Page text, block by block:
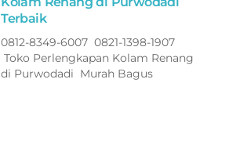
Terbaik
0812-8349-6007 0821-1398-1907
Toko Perlengkapan Kolam Renang
di Purwodadi Murah Bagus